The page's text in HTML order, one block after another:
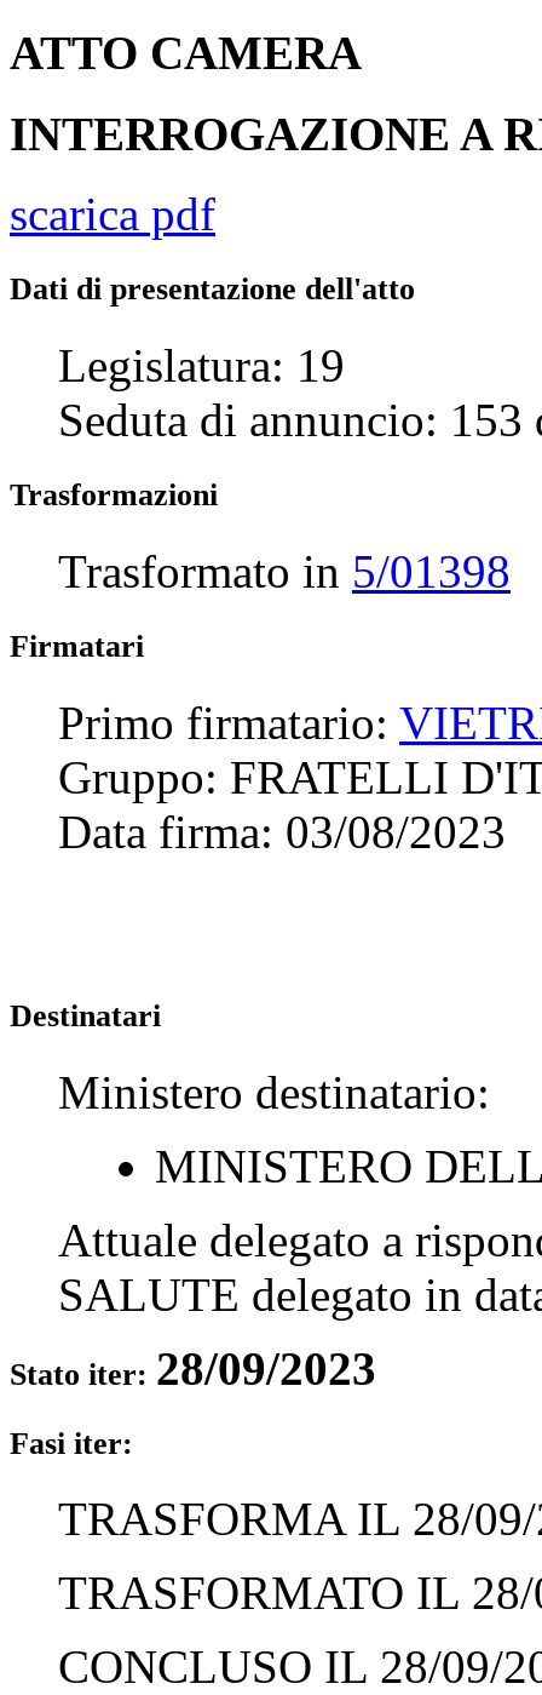
ATTO CAMERA
INTERROGAZIONE A
scarica pdf
Dati di presentazione dell'atto
Legislatura: 19
Seduta di annuncio: 153
Trasformazioni
Trasformato in 5/01398
Firmatari
Primo firmatario:
Gruppo: FRATELLI
Data firma: 03/08/2023
Destinatari
Ministero destinatario:
MINISTERO
Attuale delegato a
SALUTE delegato in
Stato iter: 28/09/2023
Fasi iter:
TRASFORMA IL 28/
TRASFORMATO IL
CONCLUSO IL 28/09/